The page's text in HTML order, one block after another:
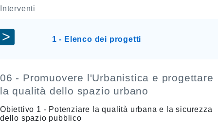
Interventi
1 - Elenco dei progetti
06 - Promuovere l'Urbanistica e progettare
la qualità dello spazio urbano
Obiettivo 1 - Potenziare la qualità urbana e la sicurezza
dello spazio pubblico